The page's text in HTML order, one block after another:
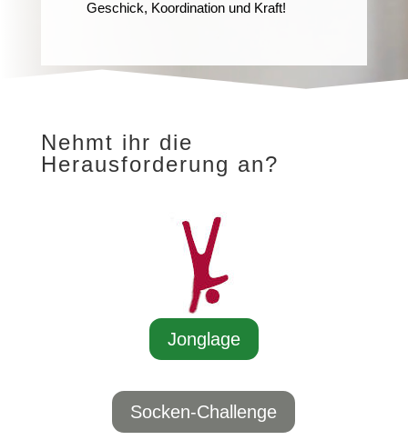
Geschick, Koordination und Kraft!
Nehmt ihr die
Herausforderung an?
Jonglage
Socken-Challenge